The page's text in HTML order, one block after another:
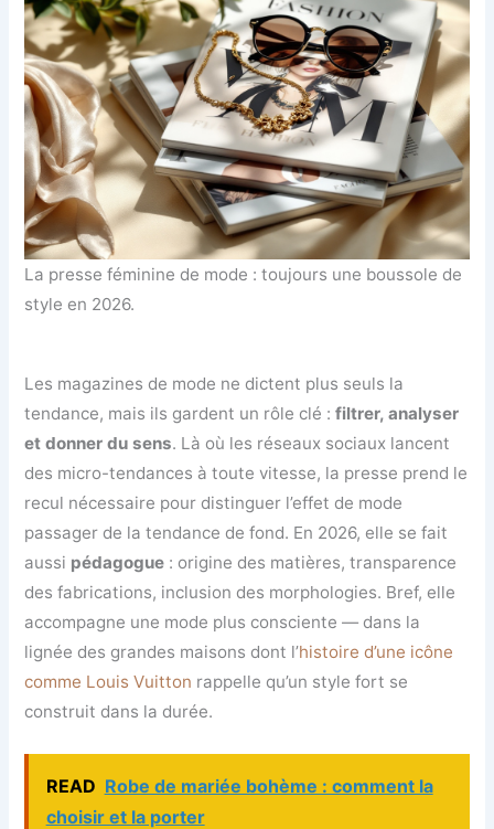
La presse féminine de mode : toujours une boussole de
style en 2026.
Les magazines de mode ne dictent plus seuls la
tendance, mais ils gardent un rôle clé :filtrer, analyser
et donner du sens. Là où les réseaux sociaux lancent
des micro-tendances à toute vitesse, la presse prend le
recul nécessaire pour distinguer l’effet de mode
passager de la tendance de fond. En 2026, elle se fait
aussi pédagogue : origine des matières, transparence
des fabrications, inclusion des morphologies. Bref, elle
accompagne une mode plus consciente — dans la
lignée des grandes maisons dont l’histoire d’une icône
comme Louis Vuitton rappelle qu’un style fort se
construit dans la durée.
READ Robe de mariée bohème : comment la
choisir et la porter